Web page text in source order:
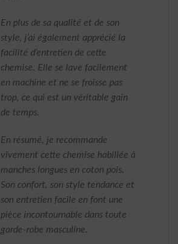
En plus de sa qualité et de son
style, j’ai également apprécié la
facilité d’entretien de cette
chemise. Elle se lave facilement
en machine et ne se froisse pas
trop, ce qui est un véritable gain
de temps.
En résumé, je recommande
vivement cette chemise habillée à
manches longues en coton pois.
Son confort, son style tendance et
son entretien facile en font une
pièce incontournable dans toute
garde-robe masculine.